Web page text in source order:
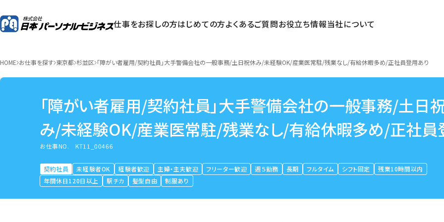
仕事をお探しの方はじめての方よくあるご質問お役立ち情報当社について
HOME お仕事を探す 東京都 杉並区 「障がい者雇用/契約社員」大手警備会社の一般事務/土日祝休み/未経験OK/産業医常駐/残業なし/有給休暇多め/正社員登用あり
「障がい者雇用/契約社員」大手警備会社の一般事務/土日
み/未経験OK/産業医常駐/残業なし/有給休暇多め/正社員
あり
お仕事NO.KT11_00466
契約社員 未経験者OK 経験者歓迎 主婦・主夫歓迎 フリーター歓迎 週５勤務 長期 フルタイム シフト固定
残業10時間以内
年間休日120日以上
駅チカ 髪型自由 制服あり